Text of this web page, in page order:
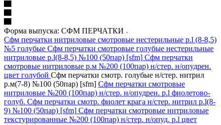
Форма выпуска: СФМ ПЕРЧАТКИ
Сфм перчатки нитриловые смотровые нестерильные р.l (8-8,5)
№5 голубые Сфм перчатки смотровые голубые нестерильные
нитриловые р.l(8-8,5) №100 (50пар) [sfm] Сфм перчатки
смотровые нитриловые р.м №200 (100пар) н/стер. н/опудрен.
цвет голубой Сфм перчатки смотр. голубые н/стер. нитрил
р.м(7-8) №100 (50пар) [sfm] Сфм перчатки смотровые
нитриловые №200 (100пар) н/стер. н/опудрен. р.l фиолетово-
голуб. Сфм перчатки смотр. фиолет крага н/стер. нитрил р.l(8-
9) №100 (50пар) [sfm] Сфм перчатки смотровые нитриловые
текстурированные №200 (100пар) н/стер. н/опуд. р.l цвет